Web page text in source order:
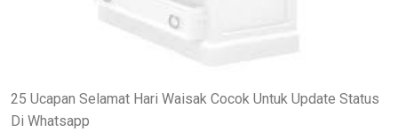
25 Ucapan Selamat Hari Waisak Cocok Untuk Update Status
Di Whatsapp